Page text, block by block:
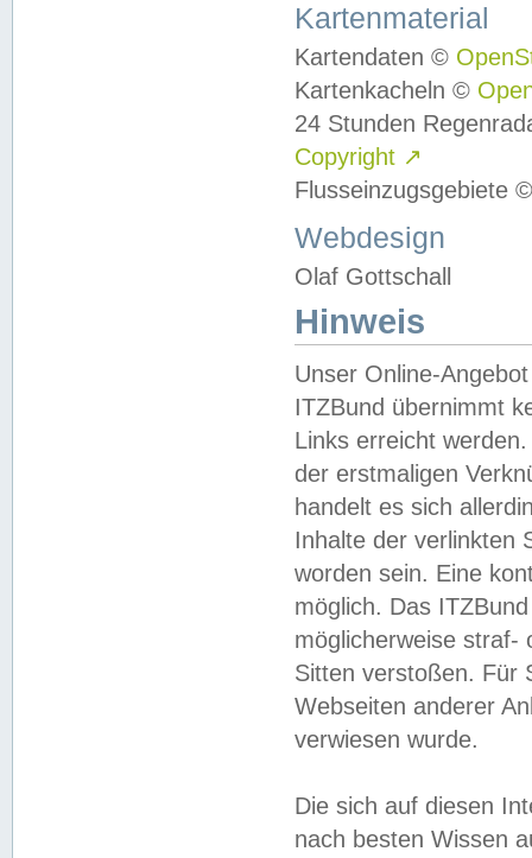
Kartenmaterial
Kartendaten ©
Kartenkacheln ©
24 Stunden
Copyright ↗
Flusseinzugsgebiete
Webdesign
Olaf Gottschall
Hinweis
Unser Online-
ITZBund übernimmt
Links erreicht
der erstmaligen
handelt es sich
Inhalte der verlinkten
worden sein. Eine
möglich. Das
möglicherweise straf-
Sitten verstoßen. Für
Webseiten anderer
verwiesen wurde.
Die sich auf diesen
nach besten Wissen